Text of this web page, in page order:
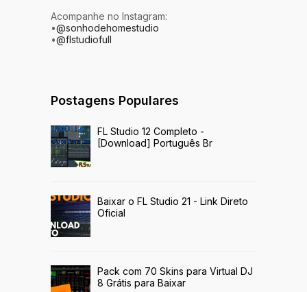
Acompanhe no Instagram:
•@sonhodehomestudio
•@flstudiofull
Postagens Populares
FL Studio 12 Completo -
[Download] Português Br
Baixar o FL Studio 21 - Link Direto
Oficial
Pack com 70 Skins para Virtual DJ
8 Grátis para Baixar